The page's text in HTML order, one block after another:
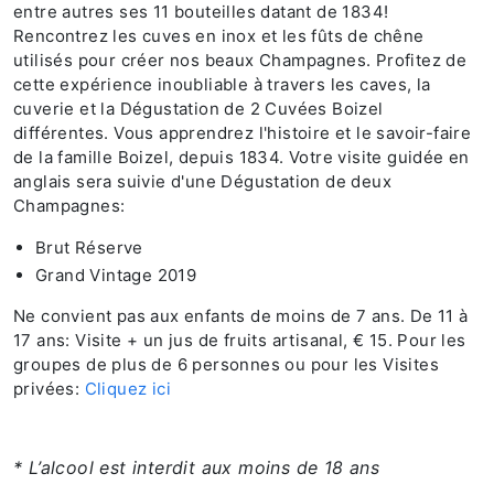
entre autres ses 11 bouteilles datant de 1834!
Rencontrez les cuves en inox et les fûts de chêne
utilisés pour créer nos beaux Champagnes. Profitez de
cette expérience inoubliable à travers les caves, la
cuverie et la Dégustation de 2 Cuvées Boizel
différentes. Vous apprendrez l'histoire et le savoir-faire
de la famille Boizel, depuis 1834. Votre visite guidée en
anglais sera suivie d'une Dégustation de deux
Champagnes:
Brut Réserve
Grand Vintage 2019
Ne convient pas aux enfants de moins de 7 ans. De 11 à
17 ans: Visite + un jus de fruits artisanal, € 15. Pour les
groupes de plus de 6 personnes ou pour les Visites
privées: Cliquez ici
* L’alcool est interdit aux moins de 18 ans